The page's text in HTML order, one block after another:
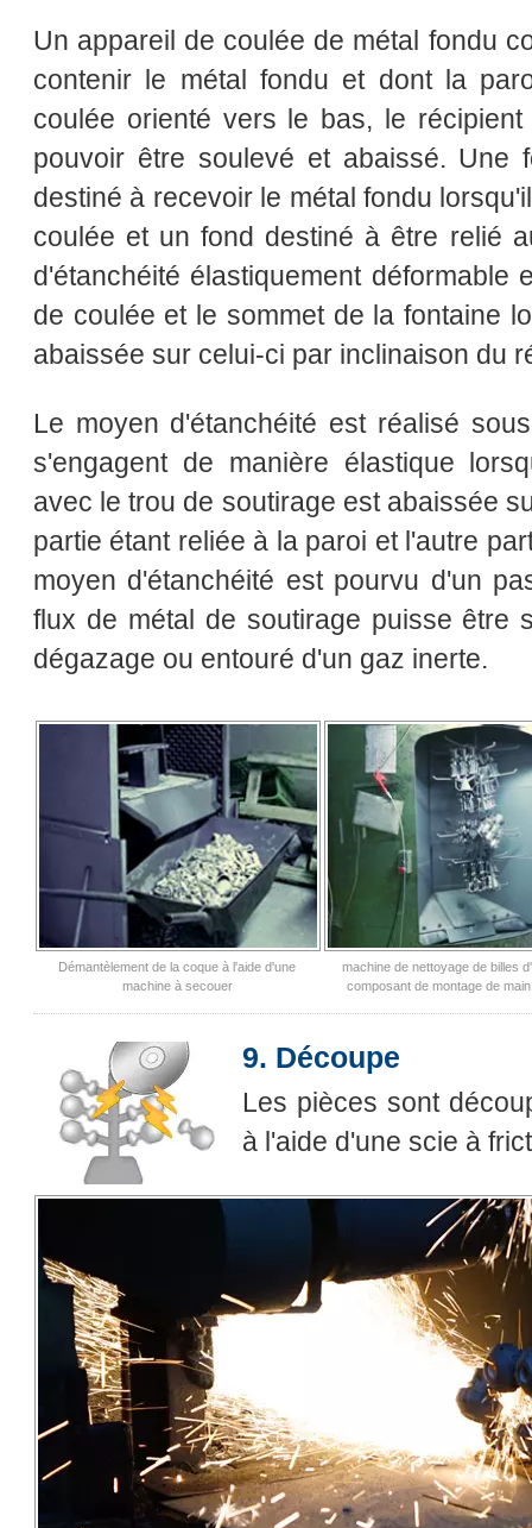
Un appareil de coulée de métal fondu
contenir le métal fondu et dont la
coulée orienté vers le bas, le
pouvoir être soulevé et abaissé. Une
destiné à recevoir le métal fondu
coulée et un fond destiné à être relié
d'étanchéité élastiquement déformable
de coulée et le sommet de la fontaine
abaissée sur celui-ci par inclinaison du
Le moyen d'étanchéité est réalisé
s'engagent de manière élastique
avec le trou de soutirage est abaissée
partie étant reliée à la paroi et l'autre
moyen d'étanchéité est pourvu d'un
flux de métal de soutirage puisse être
dégazage ou entouré d'un gaz inerte.
Démantèlement de la coque à l'aide d'une
machine à secouer
machine de nettoyage de billes
composant de montage de
9. Découpe
Les pièces sont
à l'aide d'une scie à